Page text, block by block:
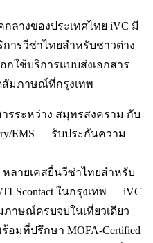
ลางของประเทศไทย iVC มี
ารวีซ่าไทยสำหรับชาวต่าง
ใช้บริการแบบส่งเอกสาร
สัมภาษณ์ที่กรุงเทพ
รระหว่าง สมุทรสงคราม กับ
EMS — รับประกันความ
ลายเคสยื่นวีซ่าไทยสำหรับ
ในกรุงเทพ — iVC
าษณ์ครบจบในเที่ยวเดียว
อมที่ปรึกษา MOFA-Certified